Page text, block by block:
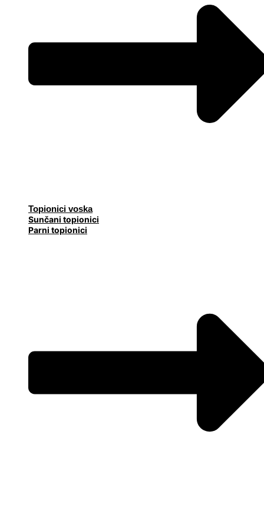
Topionici voska
Sunčani topionici
Parni topionici